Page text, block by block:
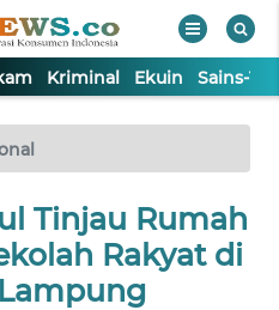
Kriminal Ekuin Sains-
Tinjau Rumah
Rakyat di